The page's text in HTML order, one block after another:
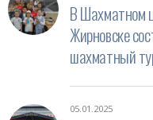
В Шахматном
Жирновске
шахматный
05.01.2025